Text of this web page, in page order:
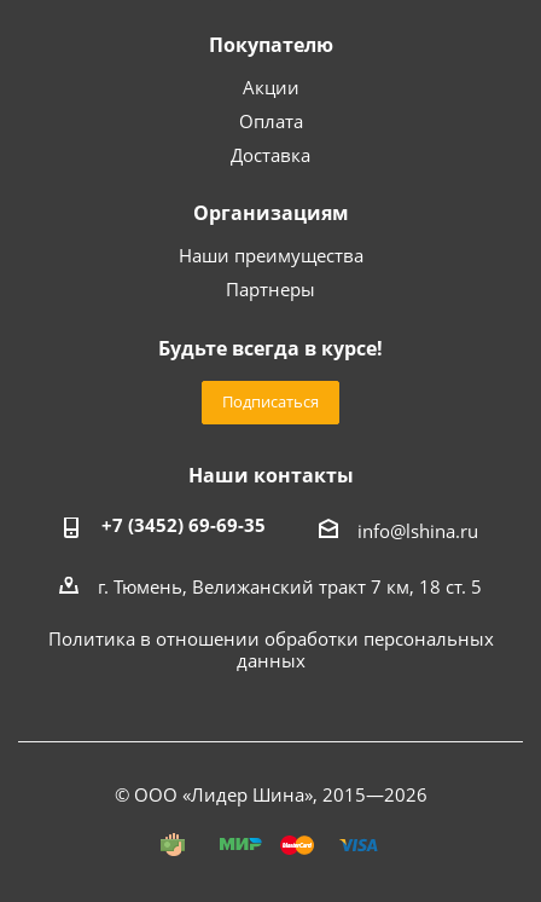
Покупателю
Акции
Оплата
Доставка
Организациям
Наши преимущества
Партнеры
Будьте всегда в курсе!
Подписаться
Наши контакты
+7 (3452) 69-69-35 info@lshina.ru
г. Тюмень, Велижанский тракт 7 км, 18 ст. 5
Политика в отношении обработки персональных
данных
© ООО «Лидер Шина», 2015—2026